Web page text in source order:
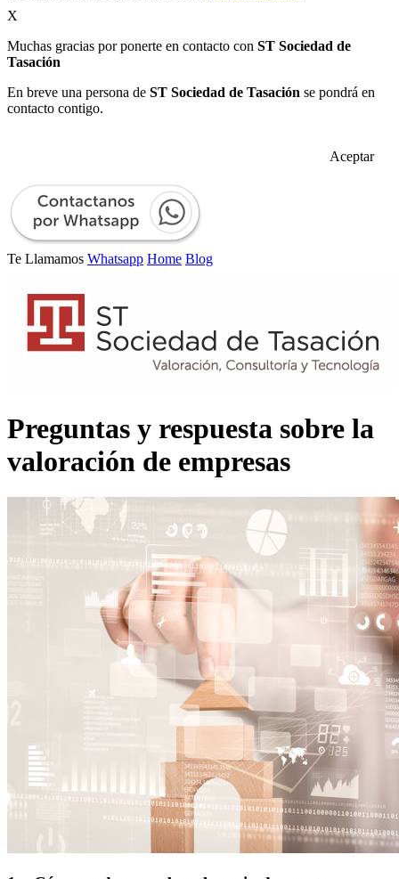
X
Muchas gracias por ponerte en contacto con ST Sociedad de
Tasación
En breve una persona de ST Sociedad de Tasación se pondrá en
contacto contigo.
Aceptar
Te Llamamos Whatsapp Home Blog
Preguntas y respuesta sobre la
valoración de empresas